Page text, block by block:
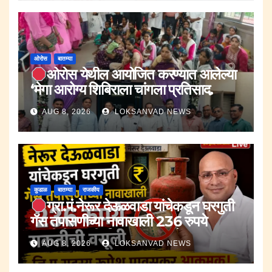
ओरोस बातम्या
ओरोस येथील आयोजित करण्यात आलेल्या
‘मेगा आरोग्य शिबिराला चांगला प्रतिसाद.
AUG 8, 2026 LOKSANVAD NEWS
कुडाळ बातम्या राजकीय
ग्रा.पं.नेरूर देऊळवाडा यांचेकडून घरगुती
गॅस तपासणीच्या नावाखाली 236 रुपये
सक्तीची वसुली.;जि.प.सदस्य रूपेश पावसकर
आक्रमक.
AUG 8, 2026 LOKSANVAD NEWS